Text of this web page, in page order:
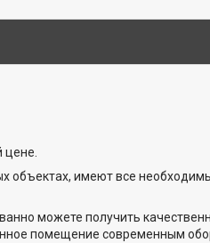
объектах, имеют все
можете получить
помещение современным